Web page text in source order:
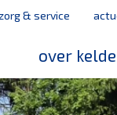
& service
over